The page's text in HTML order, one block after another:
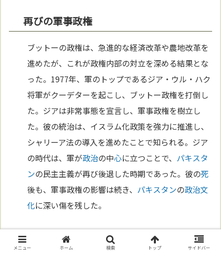
再びの軍事政権
ブットーの政権は、急進的な経済改革や農地改革を
進めたが、これが政権内部の対立を深める結果とな
った。1977年、軍のトップであるジア・ウル・ハク
将軍がクーデターを起こし、ブットー政権を打倒し
た。ジアは非常事態を宣言し、軍事政権を樹立し
た。彼の統治は、イスラム化政策を強力に推進し、
シャリーア法の導入を進めたことで知られる。ジア
の時代は、軍が政治の中心に立つことで、 パキスタ
ンの民主主義が再び後退した時期であった。彼の死
後も、軍事政権の影響は続き、 パキスタンの政治文
化に深い傷を残した。
民主主義と軍の狭間で
メニュー ホーム 検索 トップ サイドバー